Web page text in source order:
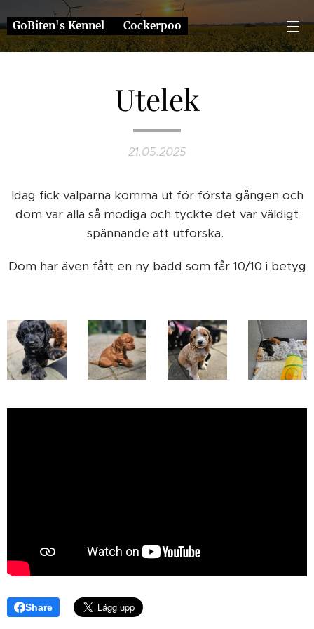
GoBiten's Kennel ❤️ Cockerpoo
Utelek
21.05.2025
Idag fick valparna komma ut för första gången och
dom var alla så modiga och tyckte det var väldigt
spännande att utforska.
Dom har även fått en ny bädd som får 10/10 i betyg
Share